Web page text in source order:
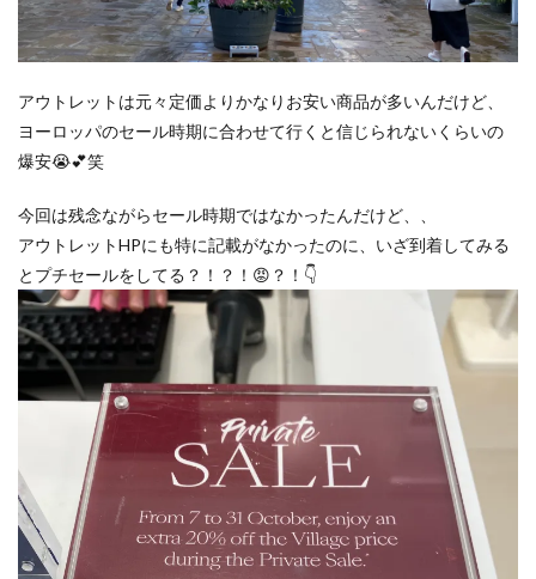
アウトレットは元々定価よりかなりお安い商品が多いんだけど、
ヨーロッパのセール時期に合わせて行くと信じられないくらいの
爆安😭💕笑
今回は残念ながらセール時期ではなかったんだけど、、
アウトレットHPにも特に記載がなかったのに、いざ到着してみる
とプチセールをしてる？！？！😡？！👇